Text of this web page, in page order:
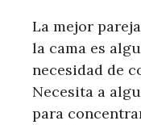
La mejor
la cama es
necesidad de
Necesita a
para